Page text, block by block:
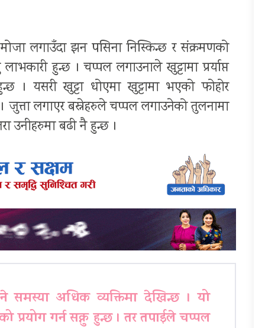
लगाउँदा झन पसिना निस्किन्छ र संक्रमणको
हुन्छ । चप्पल लगाउनाले खुट्टामा प्रर्याप्त
। यसरी खुट्टा धोएमा खुट्टामा भएको फोहोर
लगाएर बस्नेहरुले चप्पल लगाउनेको तुलनामा
बढी नै हुन्छ ।
समस्या अधिक व्यक्तिमा देखिन्छ । यो
प्रयोग गर्न सक्नु हुन्छ । तर तपाईले चप्पल